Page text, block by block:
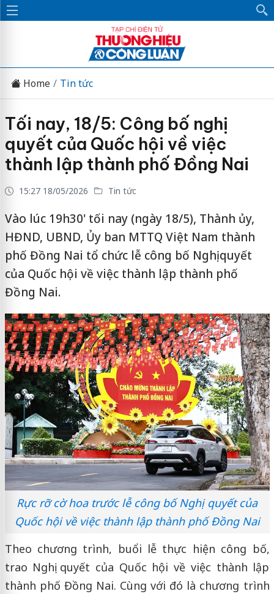
Home Tin tức
Tối nay, 18/5: Công bố nghị
quyết của Quốc hội về việc
thành lập thành phố Đồng Nai
15:27 18/05/2026 Tin tức
Vào lúc 19h30' tối nay (ngày 18/5), Thành ủy,
HĐND, UBND, Ủy ban MTTQ Việt Nam thành
phố Đồng Nai tổ chức lễ công bố Nghị quyết
của Quốc hội về việc thành lập thành phố
Đồng Nai.
Rực rỡ cờ hoa trước lễ công bố Nghị quyết của
Quốc hội về việc thành lập thành phố Đồng Nai
Theo chương trình, buổi lễ thực hiện công bố,
trao Nghị quyết của Quốc hội về việc thành lập
thành phố Đồng Nai. Cùng với đó là chương trình